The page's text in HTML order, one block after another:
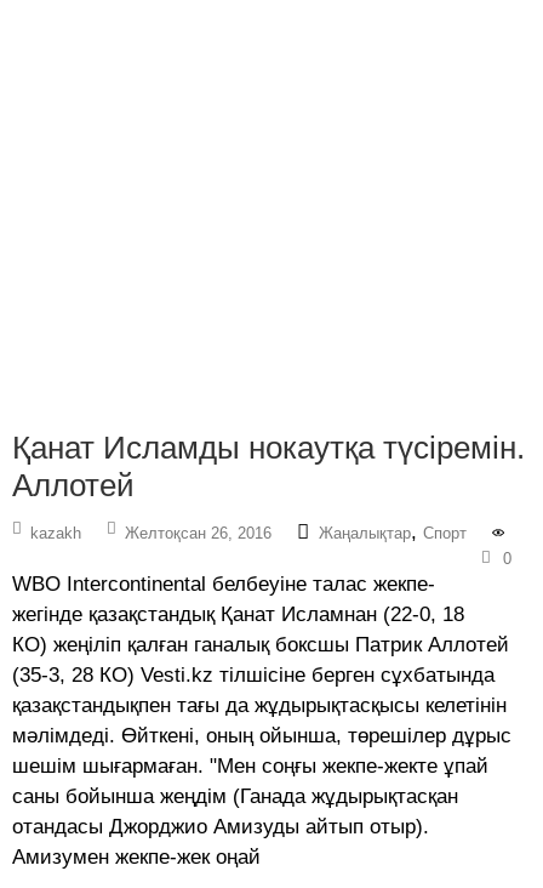
Қанат Исламды нокаутқа түсіремін.
Аллотей
kazakh Желтоқсан 26, 2016 Жаңалықтар, Спорт
0
WBO Intercontinental белбеуіне талас жекпе-
жегінде қазақстандық Қанат Исламнан (22-0, 18
КО) жеңіліп қалған ганалық боксшы Патрик Аллотей
(35-3, 28 КО) Vesti.kz тілшісіне берген сұхбатында
қазақстандықпен тағы да жұдырықтасқысы келетінін
мәлімдеді. Өйткені, оның ойынша, төрешілер дұрыс
шешім шығармаған. "Мен соңғы жекпе-жекте ұпай
саны бойынша жеңдім (Ганада жұдырықтасқан
отандасы Джорджио Амизуды айтып отыр).
Амизумен жекпе-жек оңай